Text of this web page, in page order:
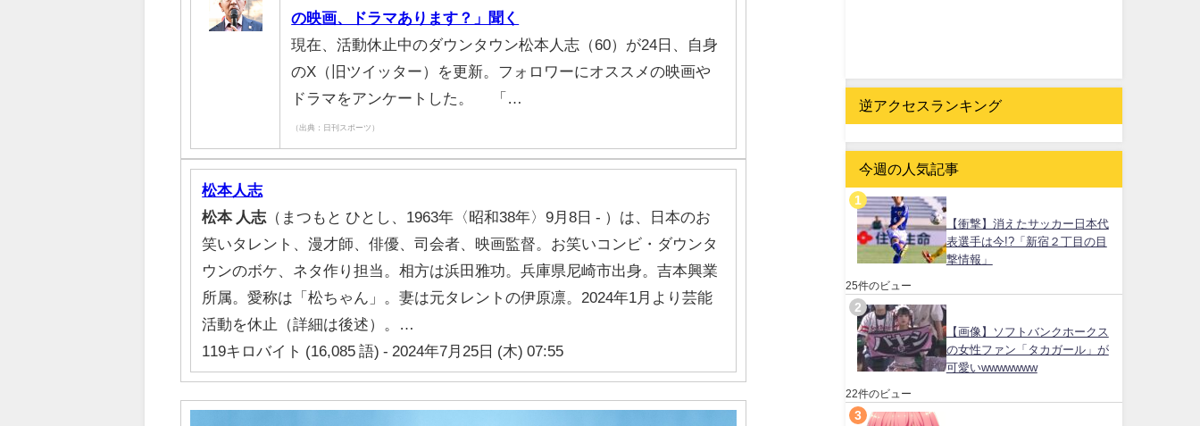
の映画、ドラマあります？」聞く
現在、活動休止中のダウンタウン松本人志（60）が24日、自身
のX（旧ツイッター）を更新。フォロワーにオススメの映画や
ドラマをアンケートした。 「…
（出典：日刊スポーツ）
松本人志
松本 人志 （まつもと ひとし、1963年〈昭和38年〉9月8日 - ）は、日本のお
笑いタレント、漫才師、俳優、司会者、映画監督。お笑いコンビ・ダウンタ
ウンのボケ、ネタ作り担当。相方は浜田雅功。兵庫県尼崎市出身。吉本興業
所属。愛称は「松ちゃん」。妻は元タレントの伊原凛。2024年1月より芸能
活動を休止（詳細は後述）。…
119キロバイト (16,085 語) - 2024年7月25日 (木) 07:55
逆アクセスランキング
今週の人気記事
【衝撃】消えたサッカー日本代
表選手は今!?「新宿２丁目の目
撃情報」
25件のビュー
【画像】ソフトバンクホークス
の女性ファン「タカガール」が
可愛いwwwwwww
22件のビュー